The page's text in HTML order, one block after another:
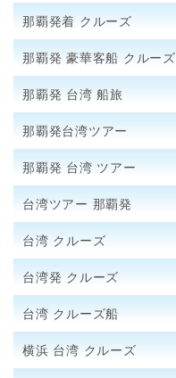
那覇発着 クルーズ
那覇発 豪華客船 クルーズ
那覇発 台湾 船旅
那覇発台湾ツアー
那覇発 台湾 ツアー
台湾ツアー 那覇発
台湾 クルーズ
台湾発 クルーズ
台湾 クルーズ船
横浜 台湾 クルーズ